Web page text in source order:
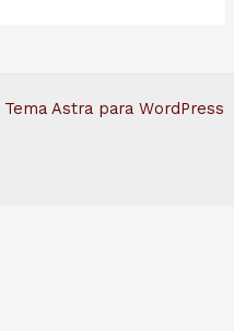
Tema Astra para WordPress